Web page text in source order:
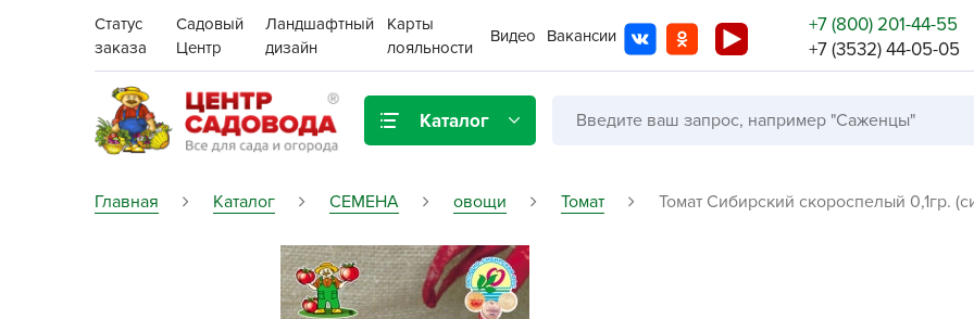
Статус
заказа
Садовый
Центр
Ландшафтный
дизайн
Карты
лояльности
Видео Вакансии
+7 (800) 201-44-55
+7 (3532) 44-05-05
Каталог
Газонная трава
Грунты, дренаж, мульча
Декор для дома и сада
Цена:
Главная Каталог СЕМЕНА овощи Томат Томат Сибирский скороспелый 0,1гр.